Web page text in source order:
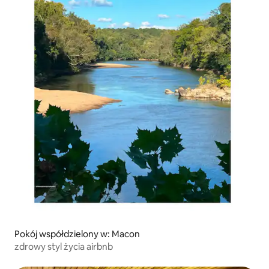
Pokój współdzielony w: Macon
zdrowy styl życia airbnb